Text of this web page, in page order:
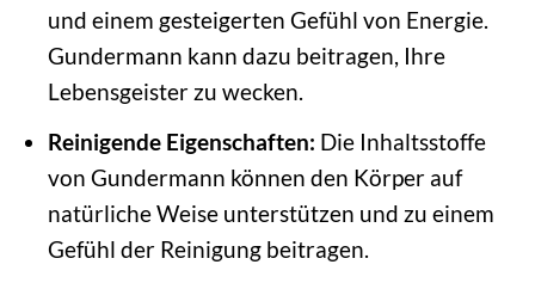
und einem gesteigerten Gefühl von Energie.
Gundermann kann dazu beitragen, Ihre
Lebensgeister zu wecken.
Reinigende Eigenschaften: Die Inhaltsstoffe
von Gundermann können den Körper auf
natürliche Weise unterstützen und zu einem
Gefühl der Reinigung beitragen.